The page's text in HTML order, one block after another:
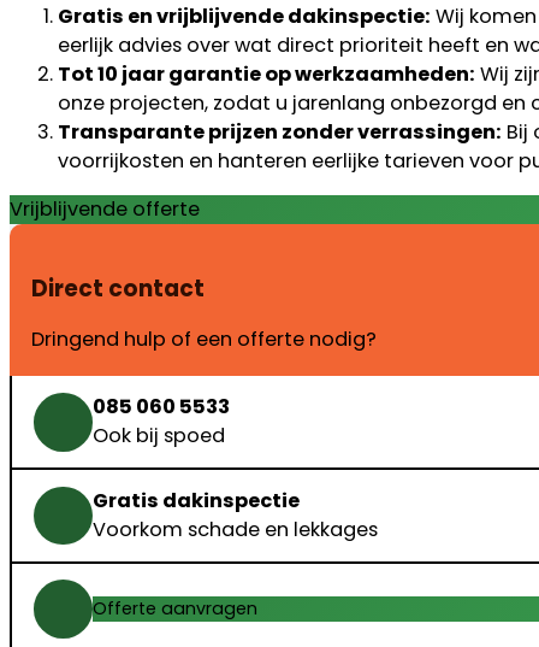
Gratis en vrijblijvende dakinspectie: Wij
eerlijk advies over wat direct prioriteit heeft en
Tot 10 jaar garantie op werkzaamheden: Wij
onze projecten, zodat u jarenlang onbezorgd en
Transparante prijzen zonder verrassingen: Bij
voorrijkosten en hanteren eerlijke tarieven voor
Vrijblijvende offerte
Direct contact
Dringend hulp of een offerte nodig?
085 060 5533
Ook bij spoed
Gratis dakinspectie
Voorkom schade en lekkages
Offerte aanvragen